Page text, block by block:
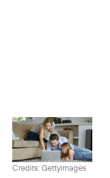
Credits: Gettyimages